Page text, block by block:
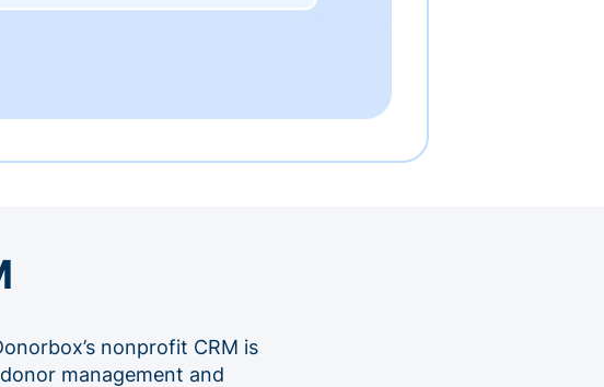
nonprofit CRM is
management and